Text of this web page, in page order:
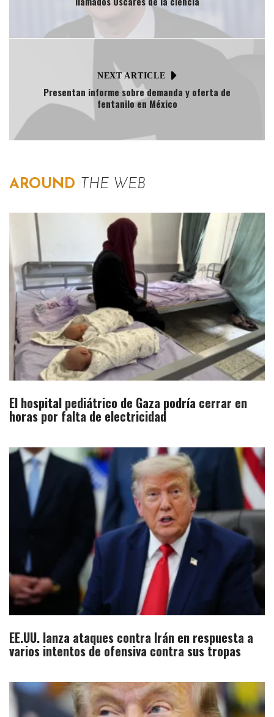
NEXT ARTICLE
Presentan informe sobre demanda y oferta de
fentanilo en México
AROUND THE WEB
El hospital pediátrico de Gaza podría cerrar en
horas por falta de electricidad
EE.UU. lanza ataques contra Irán en respuesta a
varios intentos de ofensiva contra sus tropas